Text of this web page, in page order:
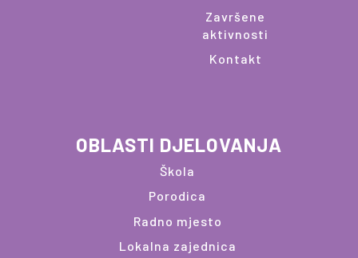
Završene
aktivnosti
Kontakt
OBLASTI DJELOVANJA
Škola
Porodica
Radno mjesto
Lokalna zajednica